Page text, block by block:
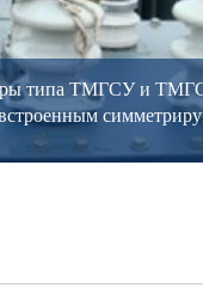
типа ТМГСУ и